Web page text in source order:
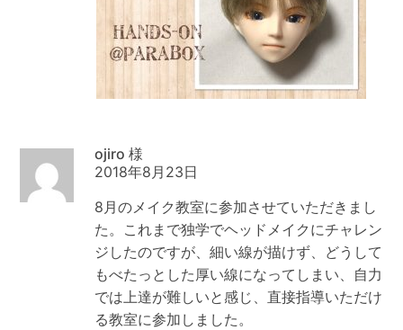
ojiro
2018年8月23日
8月のメイク教室に参加させていただきまし
た。これまで独学でヘッドメイクにチャレン
ジしたのですが、細い線が描けず、どうして
もべたっとした厚い線になってしまい、自力
では上達が難しいと感じ、直接指導いただけ
る教室に参加しました。